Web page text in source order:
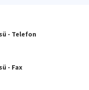
- Telefon
- Fax